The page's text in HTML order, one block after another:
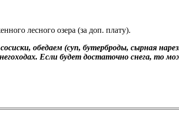
лесного озера (за доп. плату).
обедаем (суп, бутерброды, сырная
Если будет достаточно снега, то